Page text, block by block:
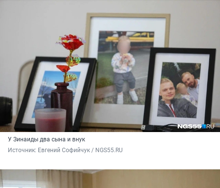
У Зинаиды два сына и внук
Источник: Евгений Софийчук / NGS55.RU